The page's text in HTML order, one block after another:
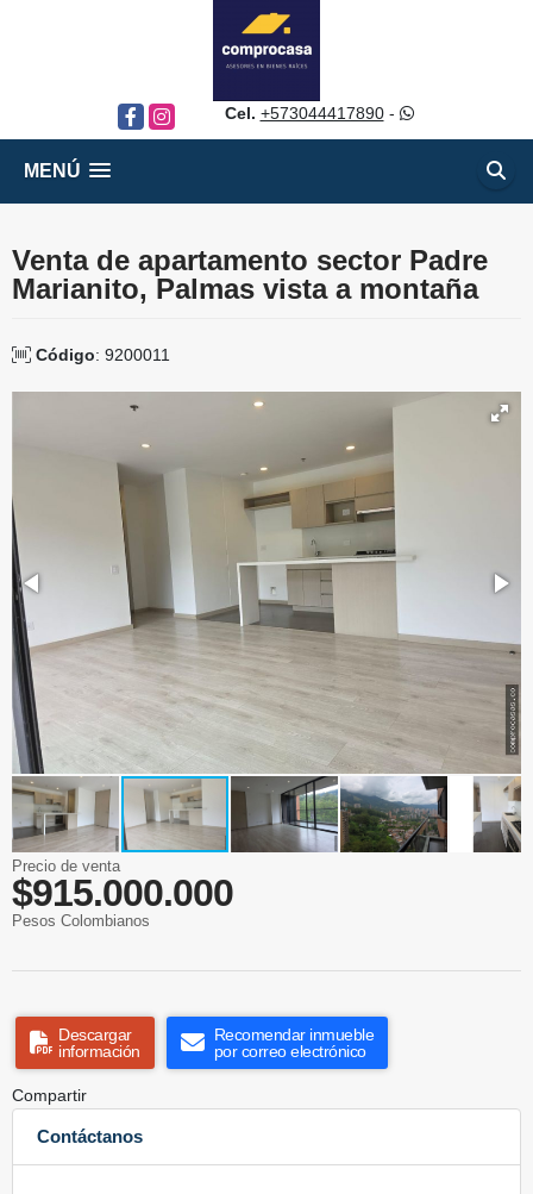
FacebookInstagram Cel. +573044417890-
MENÚ
Venta de apartamento sector Padre
Marianito, Palmas vista a montaña
Código: 9200011
Precio de venta
$915.000.000
Pesos Colombianos
Descargar
información
Recomendar inmueble
por correo electrónico
Compartir
Contáctanos